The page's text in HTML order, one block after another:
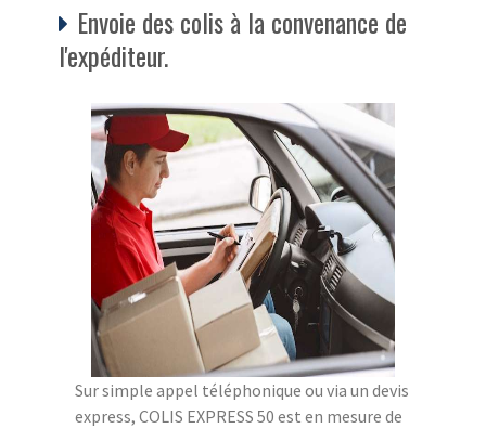
Envoie des colis à la convenance de
l'expéditeur.
Sur simple appel téléphonique ou via un devis
express, COLIS EXPRESS 50 est en mesure de